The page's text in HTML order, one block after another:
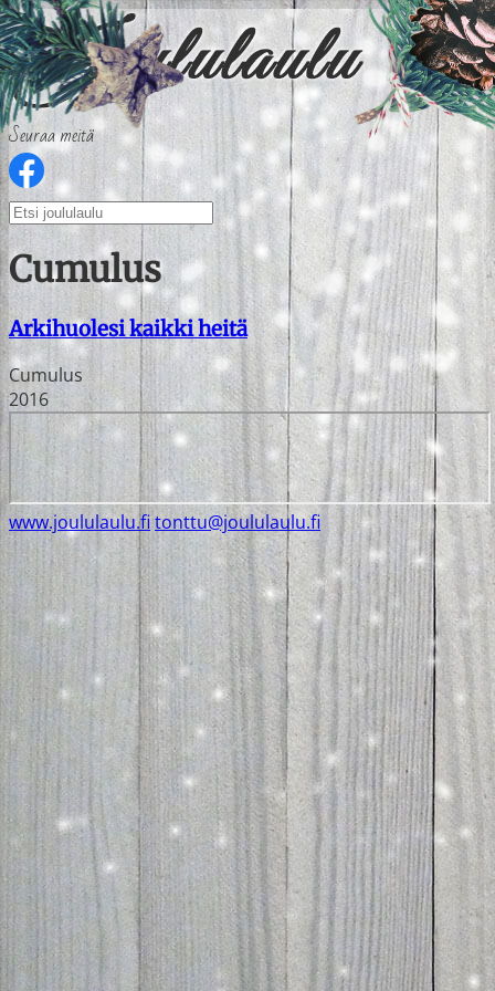
Seuraa meitä
Cumulus
Arkihuolesi kaikki heitä
Cumulus
2016
www.joululaulu.fitonttu@joululaulu.fi